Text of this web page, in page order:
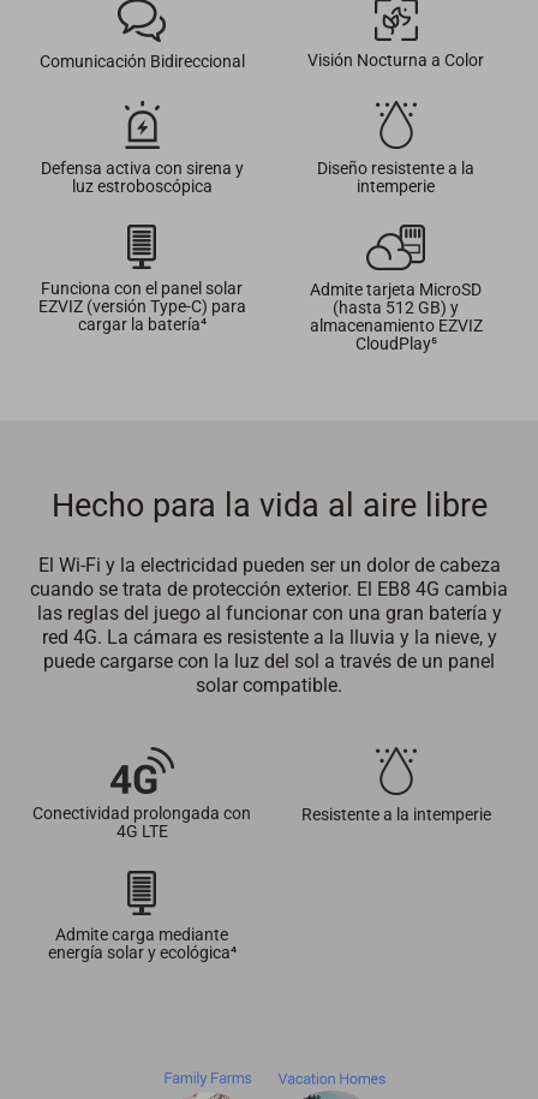
Comunicación Bidireccional Visión Nocturna a Color
Defensa activa con sirena y
luz estroboscópica
Diseño resistente a la
intemperie
Funciona con el panel solar
EZVIZ (versión Type-C) para
cargar la batería⁴
Admite tarjeta MicroSD
(hasta 512 GB) y
almacenamiento EZVIZ
CloudPlay⁵
Hecho para la vida al aire libre
El Wi-Fi y la electricidad pueden ser un dolor de cabeza
cuando se trata de protección exterior. El EB8 4G cambia
las reglas del juego al funcionar con una gran batería y
red 4G. La cámara es resistente a la lluvia y la nieve, y
puede cargarse con la luz del sol a través de un panel
solar compatible.
Conectividad prolongada con
4G LTE
Resistente a la intemperie
Admite carga mediante
energía solar y ecológica⁴